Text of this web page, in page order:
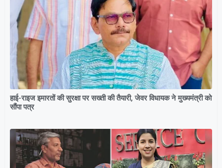
हाई-राइज इमारतों की सुरक्षा पर सख्ती की तैयारी, जेवर विधायक ने मुख्यमंत्री को
सौंपा पत्र